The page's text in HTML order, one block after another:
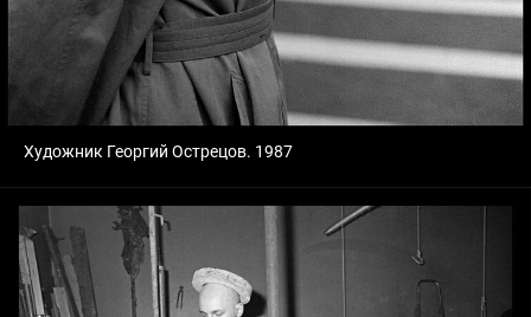
Художник Георгий Острецов. 1987